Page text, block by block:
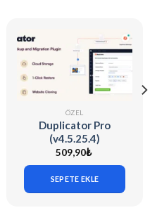
ÖZEL
Duplicator Pro
(v4.5.25.4)
WordPress Site
Migration & Backup
509,90₺
SEPETE EKLE